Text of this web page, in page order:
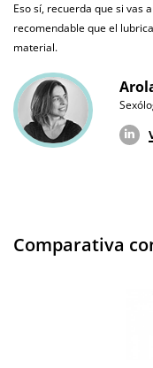
Eso sí, recuerda que si vas
recomendable que el
material.
Comparativa